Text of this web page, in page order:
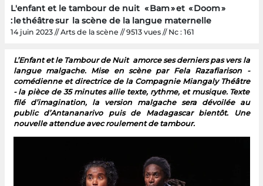
L'enfant et le tambour de nuit « Bam » et « Doom »
: le théâtre sur la scène de la langue maternelle
14 juin 2023 // Arts de la scène // 9513 vues // Nc : 161
L’Enfant et le Tambour de Nuit amorce ses derniers pas vers la
langue malgache. Mise en scène par Fela Razafiarison -
comédienne et directrice de la Compagnie Miangaly Théâtre
- la pièce de 35 minutes allie texte, rythme, et musique. Texte
filé d’imagination, la version malgache sera dévoilée au
public d’Antananarivo puis de Madagascar bientôt. Une
nouvelle attendue avec roulement de tambour.